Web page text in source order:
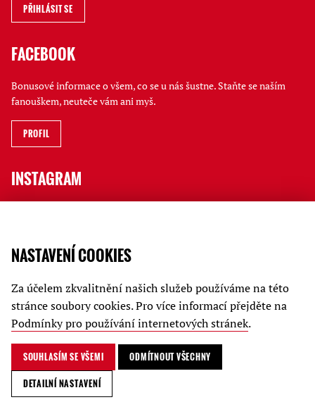
FACEBOOK
Bonusové informace o všem, co se u nás šustne. Staňte se naším
fanouškem, neuteče vám ani myš.
PROFIL
INSTAGRAM
PROFIL
JATKA78
Kariéra
Podmínky ochrany soukromí
© Jatka78 / 2024
NASTAVENÍ COOKIES
Za účelem zkvalitnění našich služeb používáme na této
stránce soubory cookies. Pro více informací přejděte na
Podmínky pro používání internetových stránek.
SOUHLASÍM SE VŠEMI
ODMÍTNOUT VŠECHNY
DETAILNÍ NASTAVENÍ